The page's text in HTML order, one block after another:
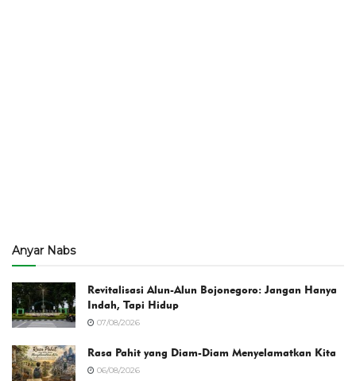
Anyar Nabs
Revitalisasi Alun-Alun Bojonegoro: Jangan Hanya
Indah, Tapi Hidup
07/08/2026
Rasa Pahit yang Diam-Diam Menyelamatkan Kita
06/08/2026